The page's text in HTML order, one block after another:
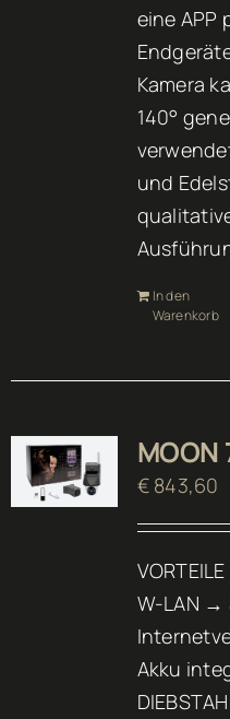
eine APP
Kamera
140°
und
In den
Warenkorb
MOON
€843,60
W-LAN →
Akku